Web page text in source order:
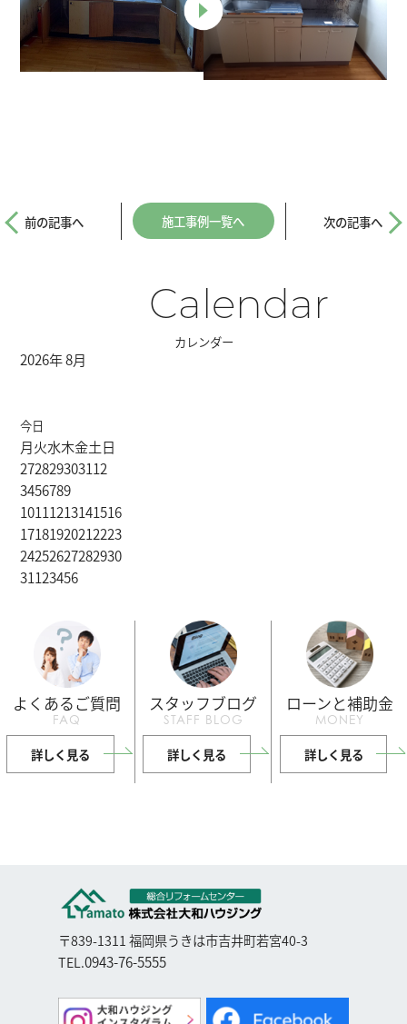
前の記事へ 施工事例一覧へ 次の記事へ
Calendar
カレンダー
2026年 8月
今日
月火水木金土日
272829303112
3456789
10111213141516
17181920212223
24252627282930
31123456
よくあるご質問
FAQ
詳しく見る
スタッフブログ
STAFF BLOG
詳しく見る
ローンと補助金
MONEY
詳しく見る
〒839-1311 福岡県うきは市吉井町若宮40-3
TEL.0943-76-5555